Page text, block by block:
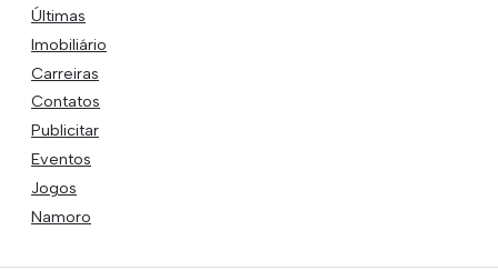
Últimas
Imobiliário
Carreiras
Contatos
Publicitar
Eventos
Jogos
Namoro